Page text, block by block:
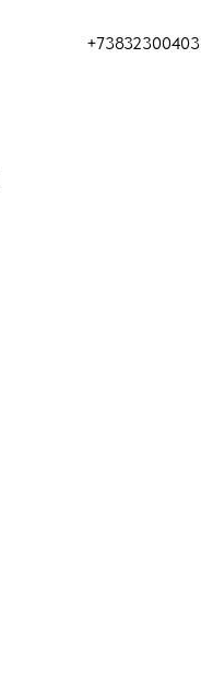
+73832300403